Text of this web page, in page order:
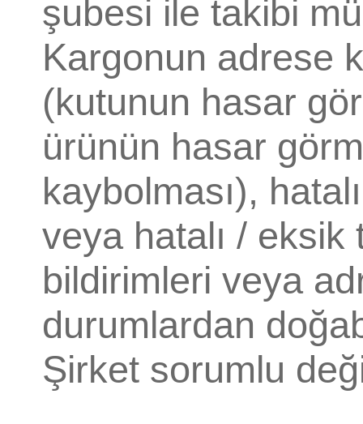
şubesi ile takibi
Kargonun adrese
(kutunun hasar
ürünün hasar
kaybolması),
veya hatalı / eksik
bildirimleri veya
durumlardan
Şirket sorumlu